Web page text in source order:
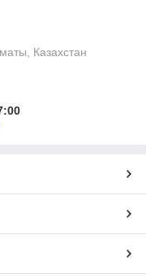
Казахстан